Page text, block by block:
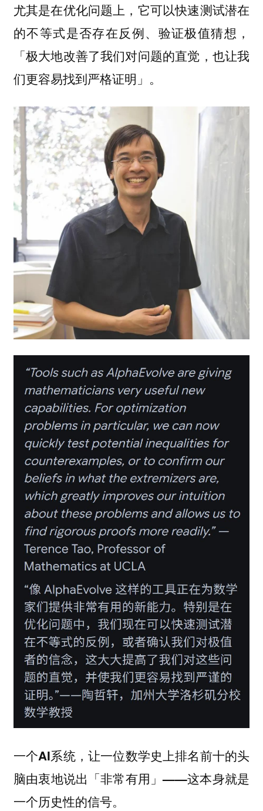
尤其是在优化问题上，它可以快速测试潜在
的不等式是否存在反例、验证极值猜想，
「极大地改善了我们对问题的直觉，也让我
们更容易找到严格证明」。
一个AI系统，让一位数学史上排名前十的头
脑由衷地说出「非常有用」——这本身就是
一个历史性的信号。